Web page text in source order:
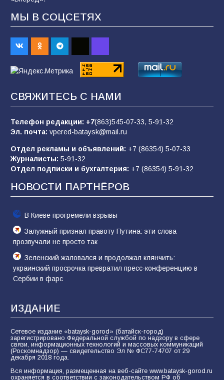
«Слухами Москву не возьмёшь»: почему
заявления Киева о мобилизации — это
отчаяние, а не разведка
83 02.08.2026
Батайчане вышли в финал Всероссийского
конкурса «Большая перемена»
62 04.08.2026
Командовал боем до последнего: герой
61 05.08.2026
МЫ В СОЦСЕТЯХ
СВЯЖИТЕСЬ С НАМИ
Телефон редакции: +7(863)545-07-33, 5-91-32
Эл. почта: vpered-bataysk@mail.ru
Отдел рекламы и объявлений: +7 (86354) 5-07-33
Журналисты: 5-91-32
Отдел подписки и бухгалтерия: +7 (86354) 5-91-32
НОВОСТИ ПАРТНЁРОВ
В Киеве прогремели взрывы
Залужный признал правоту Путина: эти слова
прозвучали не просто так
Зеленский жаловался и продолжал клянчить:
украинский просрочка превратил пресс-конференцию в
Сербии в фарс
ИЗДАНИЕ
Сетевое издание «bataysk-gorod» (батайск-город)
зарегистрировано Федеральной службой по надзору в сфере
связи, информационных технологий и массовых коммуникаций
(Роскомнадзор) — свидетельство Эл № ФС77-74707 от 29
декабря 2018 года.
Вся информация, размещенная на веб-сайте www.bataysk-gorod.ru
охраняется в соответствии с законодательством РФ об